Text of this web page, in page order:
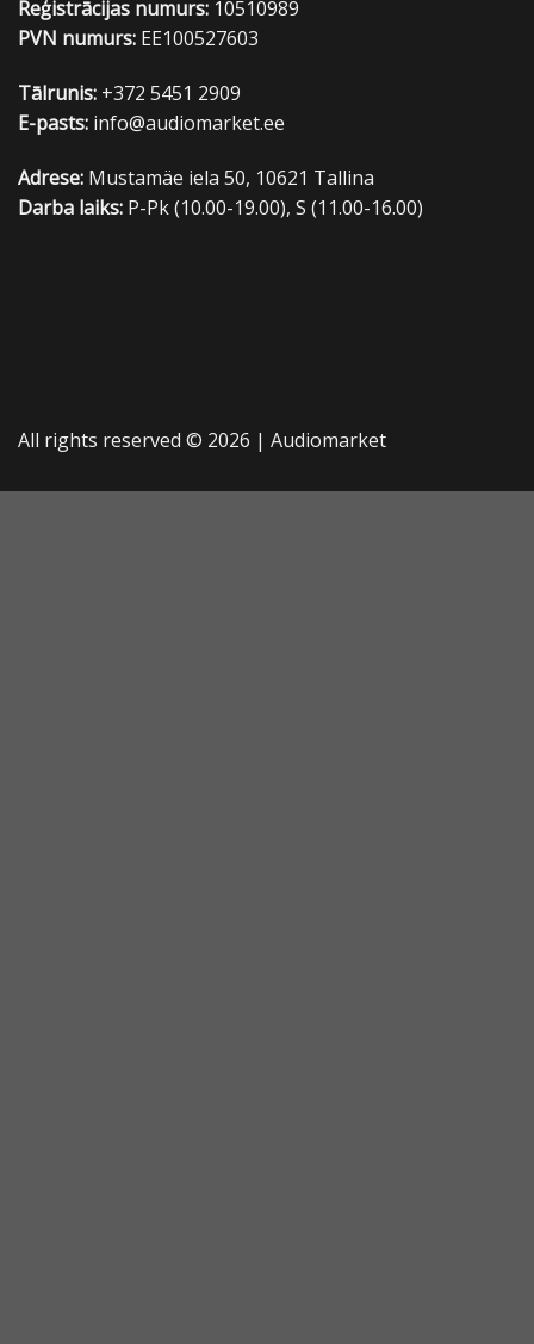
Reģistrācijas numurs: 10510989
PVN numurs: EE100527603
Tālrunis: +372 5451 2909
E-pasts: info@audiomarket.ee
Adrese: Mustamäe iela 50, 10621 Tallina
Darba laiks: P-Pk (10.00-19.00), S (11.00-16.00)
All rights reserved © 2026 | Audiomarket